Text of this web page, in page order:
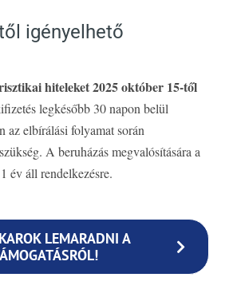
igényelhető
hiteleket 2025 október 15-től
legkésőbb 30 napon belül
az elbírálási folyamat során
A beruházás megvalósítására a
év áll rendelkezésre.
LEMARADNI A